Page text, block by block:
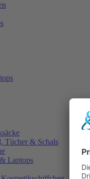
Tücher & Schals
Laptops